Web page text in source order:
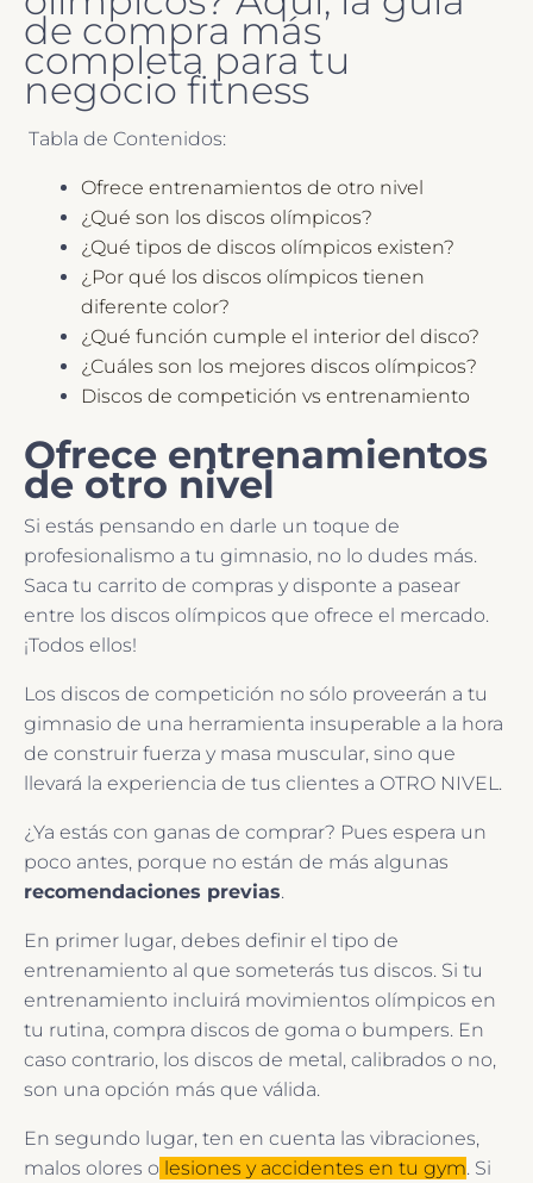
de compra más
completa para tu
negocio fitness
Tabla de Contenidos:
Ofrece entrenamientos de otro nivel
¿Qué son los discos olímpicos?
¿Qué tipos de discos olímpicos existen?
¿Por qué los discos olímpicos tienen
diferente color?
¿Qué función cumple el interior del disco?
¿Cuáles son los mejores discos olímpicos?
Discos de competición vs entrenamiento
Ofrece entrenamientos
de otro nivel
Si estás pensando en darle un toque de
profesionalismo a tu gimnasio, no lo dudes más.
Saca tu carrito de compras y disponte a pasear
entre los discos olímpicos que ofrece el mercado.
¡Todos ellos!
Los discos de competición no sólo proveerán a tu
gimnasio de una herramienta insuperable a la hora
de construir fuerza y masa muscular, sino que
llevará la experiencia de tus clientes a OTRO NIVEL.
¿Ya estás con ganas de comprar? Pues espera un
poco antes, porque no están de más algunas
recomendaciones previas.
En primer lugar, debes definir el tipo de
entrenamiento al que someterás tus discos. Si tu
entrenamiento incluirá movimientos olímpicos en
tu rutina, compra discos de goma o bumpers. En
caso contrario, los discos de metal, calibrados o no,
son una opción más que válida.
En segundo lugar, ten en cuenta las vibraciones,
malos olores o lesiones y accidentes en tu gym. Si